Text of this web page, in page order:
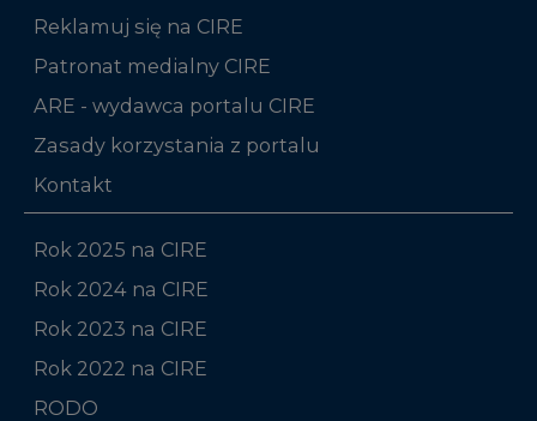
Reklamuj się na CIRE
Patronat medialny CIRE
ARE - wydawca portalu CIRE
Zasady korzystania z portalu
Kontakt
Rok 2025 na CIRE
Rok 2024 na CIRE
Rok 2023 na CIRE
Rok 2022 na CIRE
RODO